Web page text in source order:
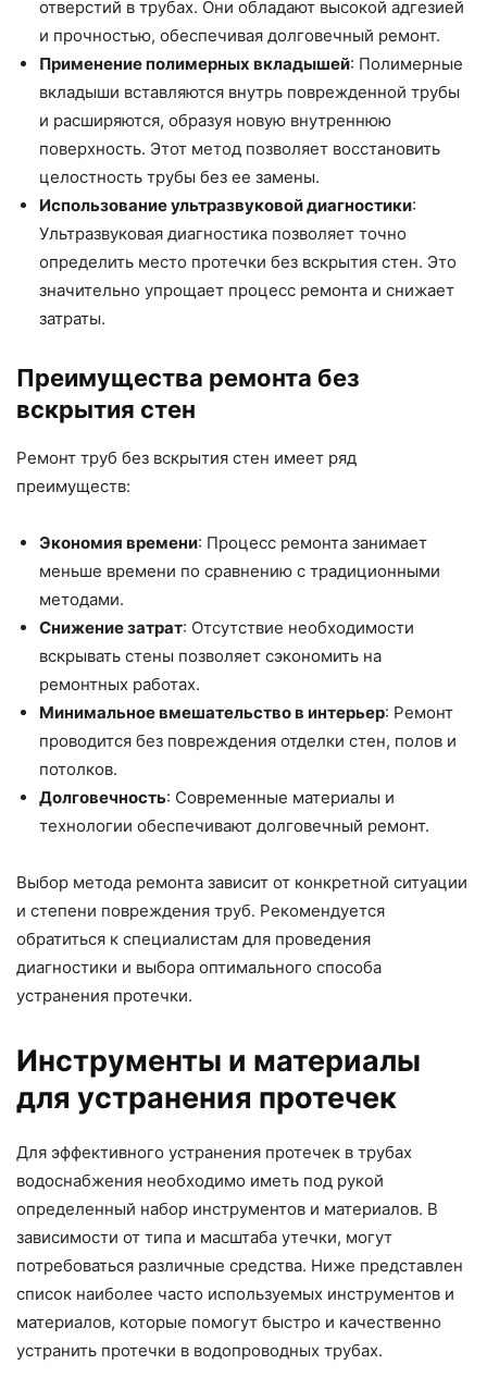
отверстий в трубах. Они обладают высокой адгезией
и прочностью, обеспечивая долговечный ремонт.
Применение полимерных вкладышей: Полимерные
вкладыши вставляются внутрь поврежденной трубы
и расширяются, образуя новую внутреннюю
поверхность. Этот метод позволяет восстановить
целостность трубы без ее замены.
Использование ультразвуковой диагностики:
Ультразвуковая диагностика позволяет точно
определить место протечки без вскрытия стен. Это
значительно упрощает процесс ремонта и снижает
затраты.
Преимущества ремонта без
вскрытия стен
Ремонт труб без вскрытия стен имеет ряд
преимуществ:
Экономия времени: Процесс ремонта занимает
меньше времени по сравнению с традиционными
методами.
Снижение затрат: Отсутствие необходимости
вскрывать стены позволяет сэкономить на
ремонтных работах.
Минимальное вмешательство в интерьер: Ремонт
проводится без повреждения отделки стен, полов и
потолков.
Долговечность: Современные материалы и
технологии обеспечивают долговечный ремонт.
Выбор метода ремонта зависит от конкретной ситуации
и степени повреждения труб. Рекомендуется
обратиться к специалистам для проведения
диагностики и выбора оптимального способа
устранения протечки.
Инструменты и материалы
для устранения протечек
Для эффективного устранения протечек в трубах
водоснабжения необходимо иметь под рукой
определенный набор инструментов и материалов. В
зависимости от типа и масштаба утечки, могут
потребоваться различные средства. Ниже представлен
список наиболее часто используемых инструментов и
материалов, которые помогут быстро и качественно
устранить протечки в водопроводных трубах.